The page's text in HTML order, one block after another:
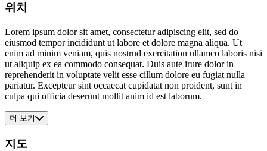
위치
Lorem ipsum dolor sit amet, consectetur adipiscing elit, sed do
eiusmod tempor incididunt ut labore et dolore magna aliqua. Ut
enim ad minim veniam, quis nostrud exercitation ullamco laboris nisi
ut aliquip ex ea commodo consequat. Duis aute irure dolor in
reprehenderit in voluptate velit esse cillum dolore eu fugiat nulla
pariatur. Excepteur sint occaecat cupidatat non proident, sunt in
culpa qui officia deserunt mollit anim id est laborum.
더 보기
지도